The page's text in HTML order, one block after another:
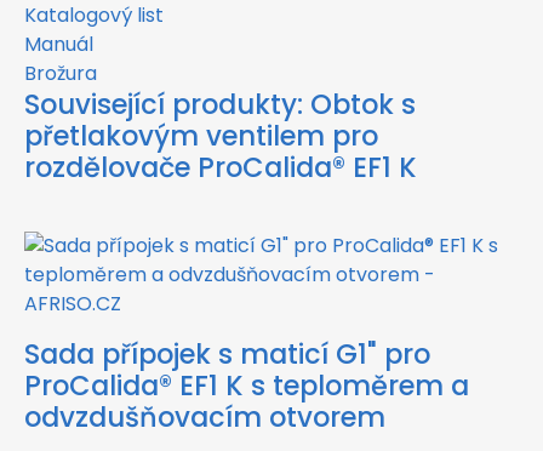
Katalogový list
Manuál
Brožura
Související produkty: Obtok s
přetlakovým ventilem pro
rozdělovače ProCalida® EF1 K
Sada přípojek s maticí G1" pro
ProCalida® EF1 K s teploměrem a
odvzdušňovacím otvorem